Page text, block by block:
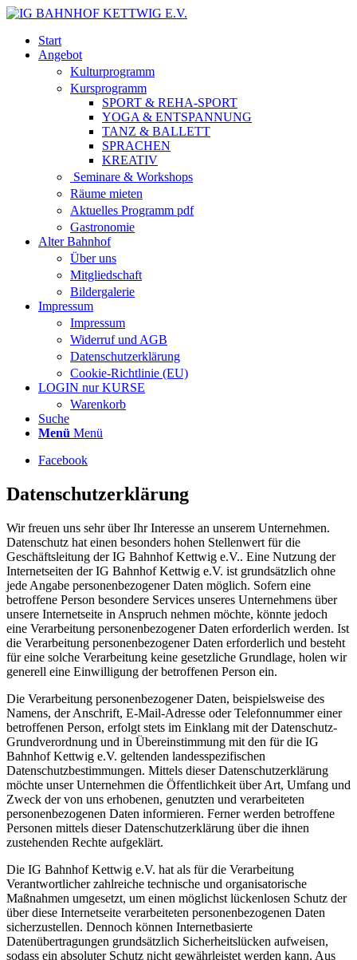
Start
Angebot
Kulturprogramm
Kursprogramm
SPORT & REHA-SPORT
YOGA & ENTSPANNUNG
TANZ & BALLETT
SPRACHEN
KREATIV
Seminare & Workshops
Räume mieten
Aktuelles Programm pdf
Gastronomie
Alter Bahnhof
Über uns
Mitgliedschaft
Bildergalerie
Impressum
Impressum
Widerruf und AGB
Datenschutzerklärung
Cookie-Richtlinie (EU)
LOGIN nur KURSE
Warenkorb
Suche
Menü Menü
Facebook
Datenschutzerklärung
Wir freuen uns sehr über Ihr Interesse an unserem Unternehmen.
Datenschutz hat einen besonders hohen Stellenwert für die
Geschäftsleitung der IG Bahnhof Kettwig e.V.. Eine Nutzung der
Internetseiten der IG Bahnhof Kettwig e.V. ist grundsätzlich ohne
jede Angabe personenbezogener Daten möglich. Sofern eine
betroffene Person besondere Services unseres Unternehmens über
unsere Internetseite in Anspruch nehmen möchte, könnte jedoch
eine Verarbeitung personenbezogener Daten erforderlich werden. Ist
die Verarbeitung personenbezogener Daten erforderlich und besteht
für eine solche Verarbeitung keine gesetzliche Grundlage, holen wir
generell eine Einwilligung der betroffenen Person ein.
Die Verarbeitung personenbezogener Daten, beispielsweise des
Namens, der Anschrift, E-Mail-Adresse oder Telefonnummer einer
betroffenen Person, erfolgt stets im Einklang mit der Datenschutz-
Grundverordnung und in Übereinstimmung mit den für die IG
Bahnhof Kettwig e.V. geltenden landesspezifischen
Datenschutzbestimmungen. Mittels dieser Datenschutzerklärung
möchte unser Unternehmen die Öffentlichkeit über Art, Umfang und
Zweck der von uns erhobenen, genutzten und verarbeiteten
personenbezogenen Daten informieren. Ferner werden betroffene
Personen mittels dieser Datenschutzerklärung über die ihnen
zustehenden Rechte aufgeklärt.
Die IG Bahnhof Kettwig e.V. hat als für die Verarbeitung
Verantwortlicher zahlreiche technische und organisatorische
Maßnahmen umgesetzt, um einen möglichst lückenlosen Schutz der
über diese Internetseite verarbeiteten personenbezogenen Daten
sicherzustellen. Dennoch können Internetbasierte
Datenübertragungen grundsätzlich Sicherheitslücken aufweisen,
sodass ein absoluter Schutz nicht gewährleistet werden kann. Aus